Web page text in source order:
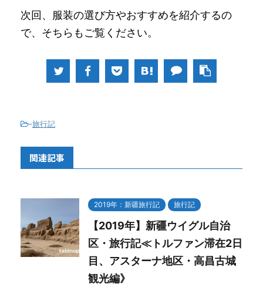
次回、服装の選び方やおすすめを紹介するの
で、そちらもご覧ください。
-旅行記
関連記事
2019年：新疆旅行記 旅行記
【2019年】新疆ウイグル自治
区・旅行記≪トルファン滞在2日
目、アスターナ地区・高昌古城
観光編》